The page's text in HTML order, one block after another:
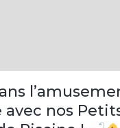
nos